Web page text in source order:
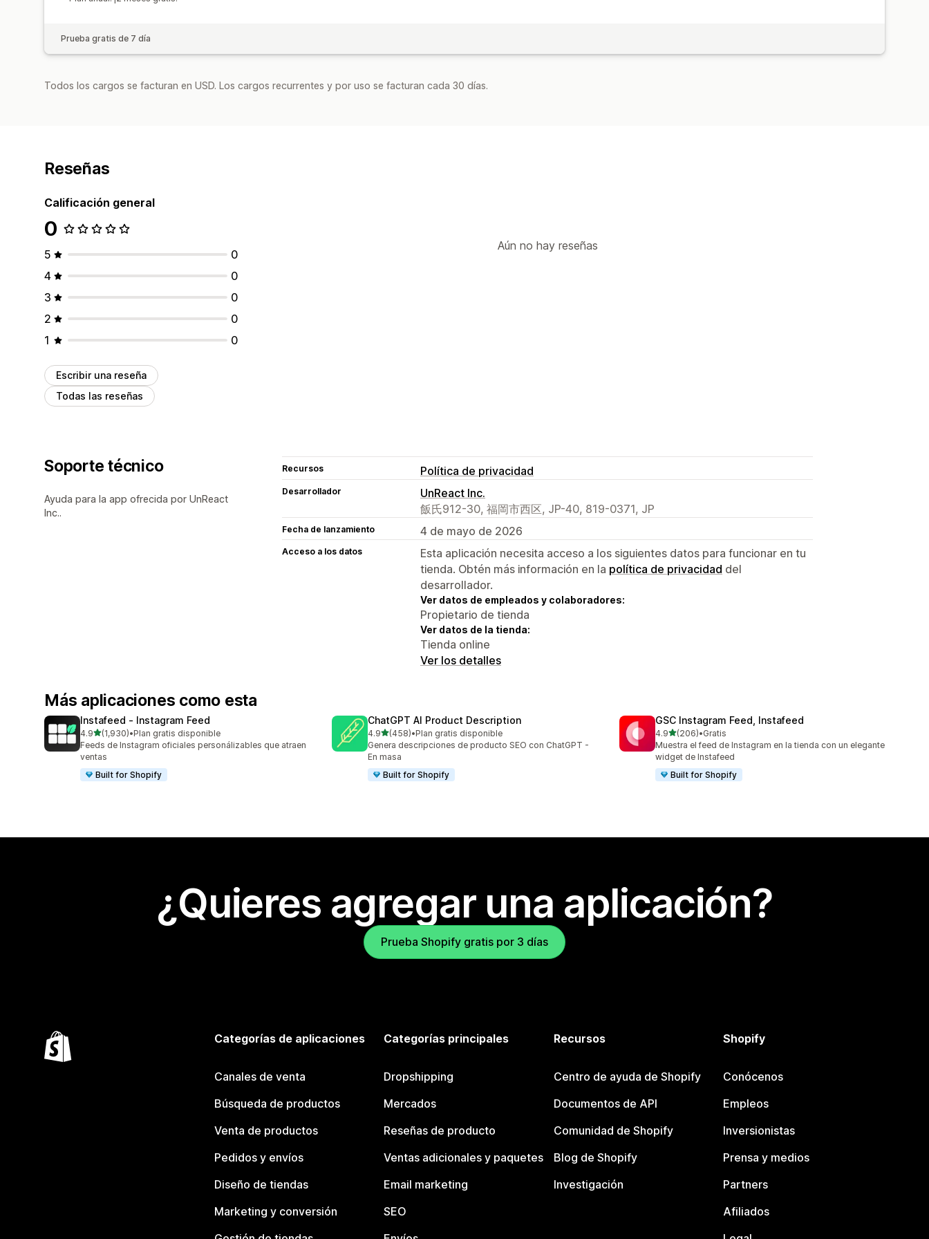
Prueba gratis de 7 día
Todos los cargos se facturan en USD. Los cargos recurrentes y por uso se facturan cada 30 días.
Reseñas
Calificación general
0
5
0
4
0
3
0
2
0
1
0
Escribir una reseña
Todas las reseñas
Aún no hay reseñas
Soporte técnico
Ayuda para la app ofrecida por UnReact
Inc..
Recursos Política de privacidad
Desarrollador
UnReact Inc.
飯氏912-30, 福岡市西区, JP-40, 819-0371, JP
Fecha de lanzamiento 4 de mayo de 2026
Acceso a los datos
Esta aplicación necesita acceso a los siguientes datos para funcionar en tu
tienda. Obtén más información en la política de privacidad del
desarrollador.
Ver datos de empleados y colaboradores:
Propietario de tienda
Ver datos de la tienda:
Tienda online
Ver los detalles
Más aplicaciones como esta
Instafeed ‑ Instagram Feed
4.9de 5 estrellas
(1,930)
1930 reseñas en total
•Plan gratis disponible
Feeds de Instagram oficiales personálizables que atraen
ventas
Built for Shopify
ChatGPT AI Product Description
4.9de 5 estrellas
(458)
458 reseñas en total
•Plan gratis disponible
Genera descripciones de producto SEO con ChatGPT -
En masa
Built for Shopify
GSC Instagram Feed, Instafeed
4.9de 5 estrellas
(206)
206 reseñas en total
•Gratis
Muestra el feed de Instagram en la tienda con un elegante
widget de Instafeed
Built for Shopify
¿Quieres agregar una aplicación?
Prueba Shopify gratis por 3 días
Categorías de aplicaciones
Canales de venta
Búsqueda de productos
Venta de productos
Pedidos y envíos
Diseño de tiendas
Marketing y conversión
Categorías principales
Dropshipping
Mercados
Reseñas de producto
Ventas adicionales y paquetes
Email marketing
SEO
Recursos
Centro de ayuda de Shopify
Documentos de API
Comunidad de Shopify
Blog de Shopify
Investigación
Shopify
Conócenos
Empleos
Inversionistas
Prensa y medios
Partners
Afiliados